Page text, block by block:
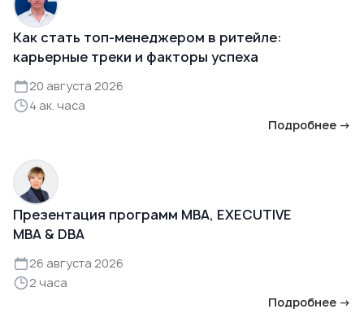
Как стать топ-менеджером в ритейле:
карьерные треки и факторы успеха
20 августа 2026
4 ак. часа
Подробнее →
Презентация программ MBA, EXECUTIVE
MBA & DBA
26 августа 2026
2 часа
Подробнее →